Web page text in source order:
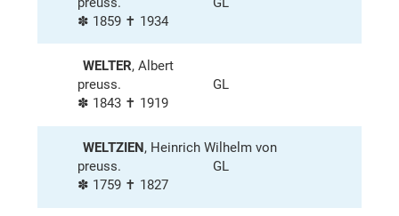
✽ 1859 ✝ 1934
WELTER, Albert
preuss.
GL
✽ 1843 ✝ 1919
WELTZIEN , Heinrich Wilhelm von
preuss.
GL
✽ 1759 ✝ 1827